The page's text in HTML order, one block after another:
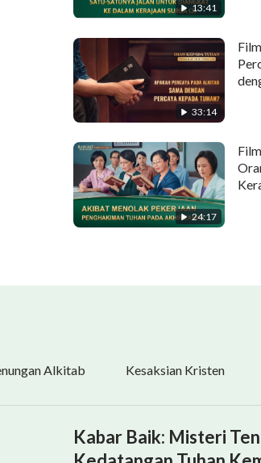
13:41
33:14
24:17
Alkitab Kesaksian Kristen
Kabar Baik: Misteri